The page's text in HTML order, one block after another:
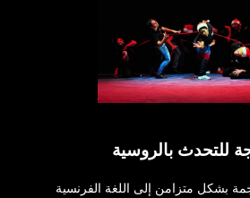
بشكل متزامن إلى اللغة الفرنسية